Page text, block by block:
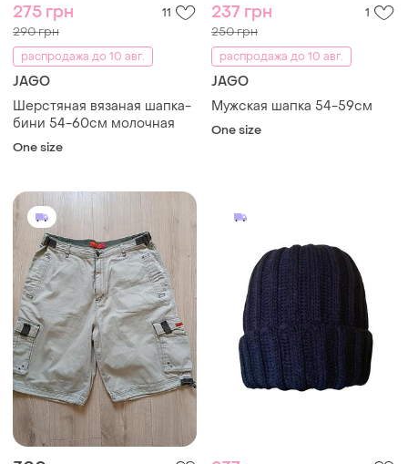
275 грн 11
290 грн
распродажа до 10 авг.
JAGO
Шерстяная вязаная шапка-
бини 54-60см молочная
One size
237 грн 1
250 грн
распродажа до 10 авг.
JAGO
Мужская шапка 54-59см
One size